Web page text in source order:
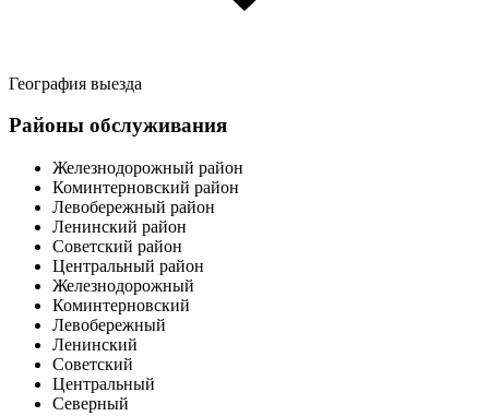
География выезда
Районы обслуживания
Железнодорожный район
Коминтерновский район
Левобережный район
Ленинский район
Советский район
Центральный район
Железнодорожный
Коминтерновский
Левобережный
Ленинский
Советский
Центральный
Северный